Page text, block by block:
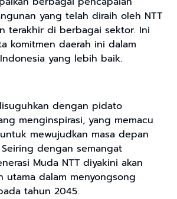
yang telah diraih oleh NTT
terakhir di berbagai sektor. Ini
komitmen daerah ini dalam
yang lebih baik.
dengan pidato
menginspirasi, yang memacu
mewujudkan masa depan
dengan semangat
Muda NTT diyakini akan
utama dalam menyongsong
tahun 2045.